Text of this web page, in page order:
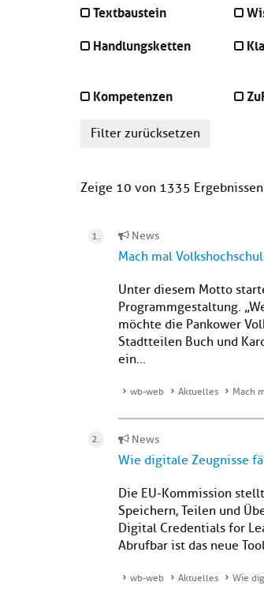
Textbaustein
Handlungsketten
Kompetenzen
Filter zurücksetzen
Zeige 10 von 1335 Ergebnissen
News
Mach mal
Unter diesem Motto
Programmgestaltung.
möchte die Pankower
Stadtteilen Buch und
ein...
wb-web Aktuelles Mach
News
Wie digitale Zeugnisse
Die EU-Kommission
Speichern, Teilen und
Digital Credentials for
Abrufbar ist das neue
wb-web Aktuelles Wie